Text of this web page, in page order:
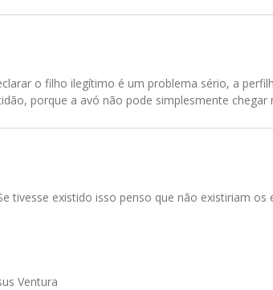
o filho ilegítimo é um problema sério, a
porque a avó não pode simplesmente
tivesse existido isso penso que não existiriam
Ventura